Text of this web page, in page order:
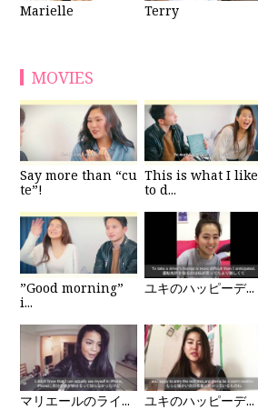
Marielle Terry
MOVIES
Say more than “cu
te”!
This is what I like
to d...
”Good morning”
i...
ユキのハッピーデ...
マリエールのライ... ユキのハッピーデ...